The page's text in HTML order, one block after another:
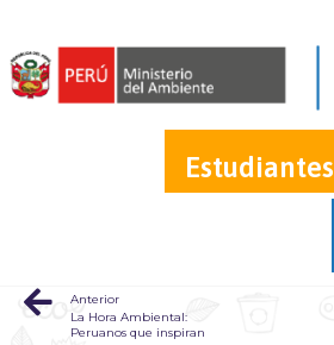
Estudiantes
Anterior
La Hora Ambiental:
Peruanos que inspiran